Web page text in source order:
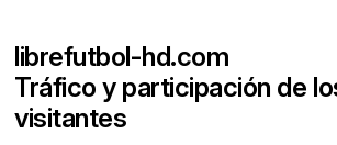
librefutbol-hd.com
Tráfico y participación de
visitantes